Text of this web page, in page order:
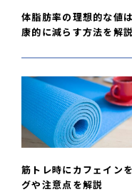
体脂肪率の理想的な値
康的に減らす方法を解説
筋トレ時にカフェイン
グや注意点を解説